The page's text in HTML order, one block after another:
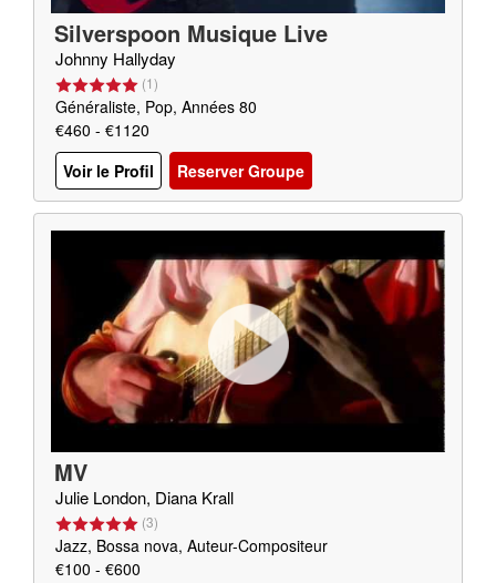
Silverspoon Musique Live
Johnny Hallyday
(1)
Généraliste, Pop, Années 80
€460 - €1120
Voir le Profil
Reserver Groupe
MV
Julie London, Diana Krall
(3)
Jazz, Bossa nova, Auteur-Compositeur
€100 - €600